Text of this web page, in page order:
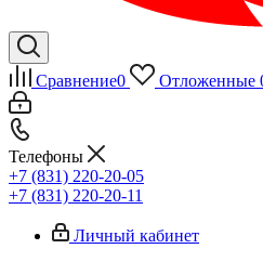
Сравнение0 Отложенные
Телефоны
+7 (831) 220-20-05
+7 (831) 220-20-11
Личный кабинет